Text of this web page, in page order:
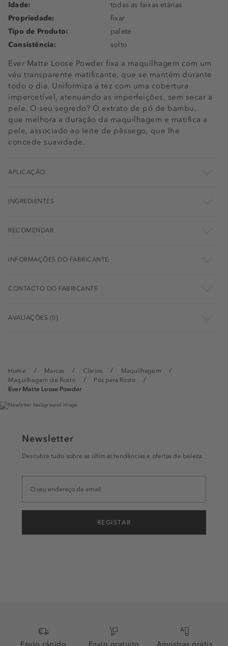
Home Marcas Clarins
Maquilhagem
Maquilhagem de Rosto
Pós para Rosto
Ever Matte Loose Powder
Ever Matte Loose Powder fixa a maquilhagem com um
véu transparente matificante, que se mantém durante
todo o dia. Uniformiza a tez com uma cobertura
impercetível, atenuando as imperfeições, sem secar a
pele. O seu segredo? O extrato de pó de bambu,
que melhora a duração da maquilhagem e matifica a
pele, associado ao leite de pêssego, que lhe
concede suavidade.
Idade:
todas as faixas etárias
Propriedade:
fixar
Tipo de Produto:
palete
Consistência:
solto
APLICAÇÃO
INGREDIENTES
RECOMENDAR
INFORMAÇÕES DO FABRICANTE
CONTACTO DO FABRICANTE
AVALIAÇÕES (0)
Newsletter
Descubra tudo sobre as últimas tendências e ofertas de beleza.
REGISTAR
Envio rápido Envio gratuito Amostras grátis